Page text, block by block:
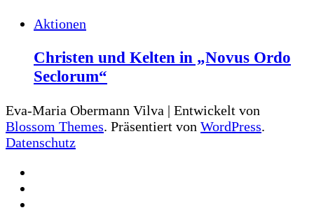
Aktionen
Christen und Kelten in „Novus Ordo
Seclorum“
Eva-Maria Obermann Vilva | Entwickelt von
Blossom Themes. Präsentiert von WordPress.
Datenschutz